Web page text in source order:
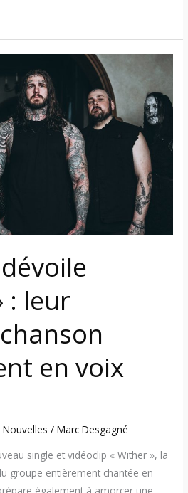
: leur
en voix
Nouvelles /Marc Desgagné
single et vidéoclip « Wither », la
groupe entièrement chantée en
également à amorcer une